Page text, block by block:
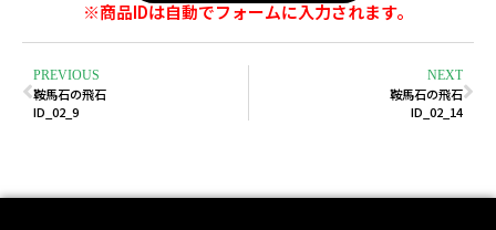
※商品IDは自動でフォームに入力されます。
PREVIOUS
鞍馬石の飛石
ID_02_9
NEXT
鞍馬石の飛石
ID_02_14